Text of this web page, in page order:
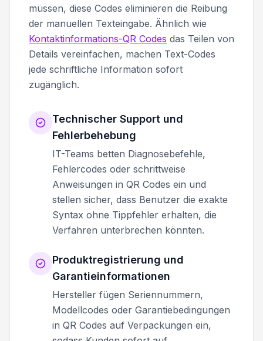
müssen, diese Codes eliminieren die Reibung
der manuellen Texteingabe. Ähnlich wie
Kontaktinformations-QR Codes das Teilen von
Details vereinfachen, machen Text-Codes
jede schriftliche Information sofort
zugänglich.
Technischer Support und
Fehlerbehebung
IT-Teams betten Diagnosebefehle,
Fehlercodes oder schrittweise
Anweisungen in QR Codes ein und
stellen sicher, dass Benutzer die exakte
Syntax ohne Tippfehler erhalten, die
Verfahren unterbrechen könnten.
Produktregistrierung und
Garantieinformationen
Hersteller fügen Seriennummern,
Modellcodes oder Garantiebedingungen
in QR Codes auf Verpackungen ein,